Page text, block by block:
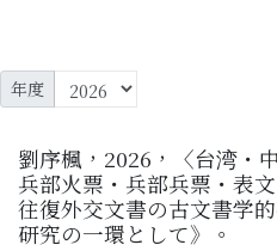
年度
劉序楓，2026，〈台湾・
兵部火票・兵部兵票・表
往復外交文書の古文書学
研究の一環として》。